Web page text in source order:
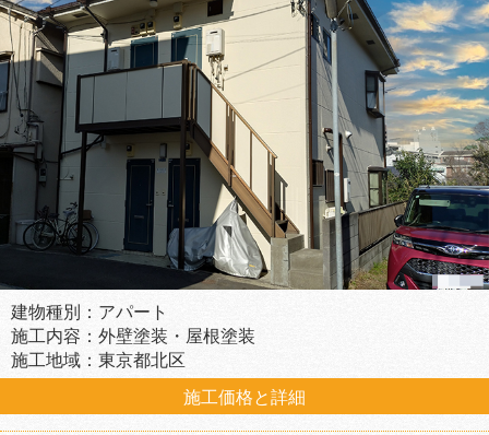
建物種別：アパート
施工内容：外壁塗装・屋根塗装
施工地域：東京都北区
施工価格と詳細